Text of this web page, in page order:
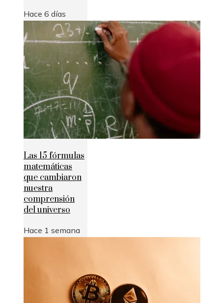
Hace 6 días
Las 15 fórmulas
matemáticas
que cambiaron
nuestra
comprensión
del universo
Hace 1 semana